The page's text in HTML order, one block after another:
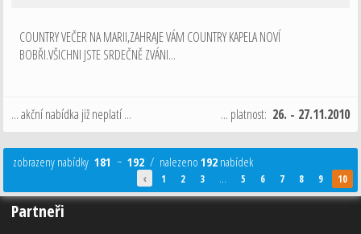
COUNTRY VEČER NA MARII,ZAHRAJE VÁM COUNTRY KAPELA NOVÍ
BOBŘI.VŠICHNI JSTE SRDEČNĚ ZVÁNI...
... akční nabídka již neplatí ... ... platnost: 26. - 27.11.2010
zobrazeny nabídky181 −192 / nalezeno192 nabídek
‹
1 2 3 ... 5 6 7 8 9 10
Partneři